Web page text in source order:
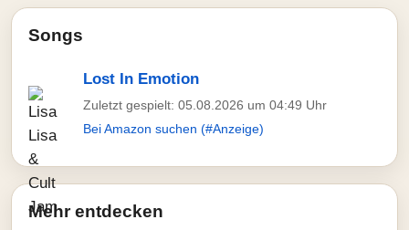
Songs
Lost In Emotion
Zuletzt gespielt: 05.08.2026 um 04:49 Uhr
Bei Amazon suchen (#Anzeige)
Mehr entdecken